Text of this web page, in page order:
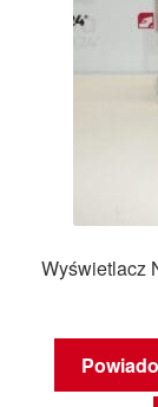
Wyświetlacz